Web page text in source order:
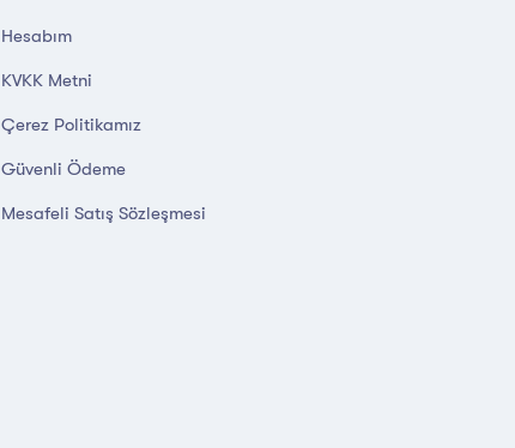
Hesabım
KVKK Metni
Çerez Politikamız
Güvenli Ödeme
Mesafeli Satış Sözleşmesi